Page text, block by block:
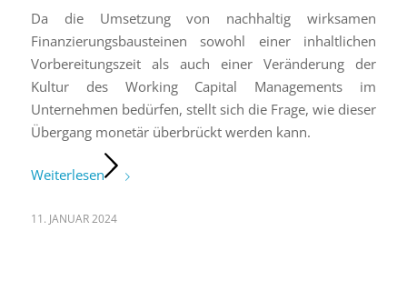
Da die Umsetzung von nachhaltig wirksamen
Finanzierungsbausteinen sowohl einer inhaltlichen
Vorbereitungszeit als auch einer Veränderung der
Kultur des Working Capital Managements im
Unternehmen bedürfen, stellt sich die Frage, wie dieser
Übergang monetär überbrückt werden kann.
Weiterlesen
11. JANUAR 2024